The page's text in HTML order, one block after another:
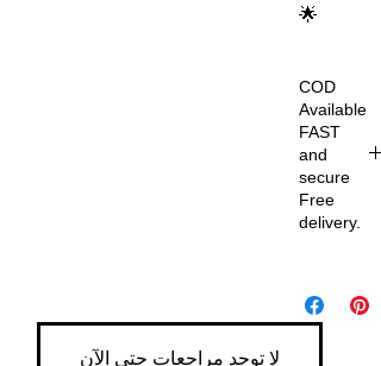
🌟
COD
Available
FAST
and
secure
Free
delivery.
ee
del
لا توجد مراجعات حتى الآن